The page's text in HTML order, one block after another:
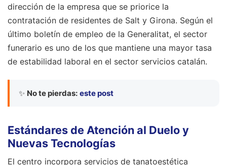
dirección de la empresa que se priorice la
contratación de residentes de Salt y Girona. Según el
último boletín de empleo de la Generalitat, el sector
funerario es uno de los que mantiene una mayor tasa
de estabilidad laboral en el sector servicios catalán.
✨ No te pierdas: este post
Estándares de Atención al Duelo y
Nuevas Tecnologías
El centro incorpora servicios de tanatoestética